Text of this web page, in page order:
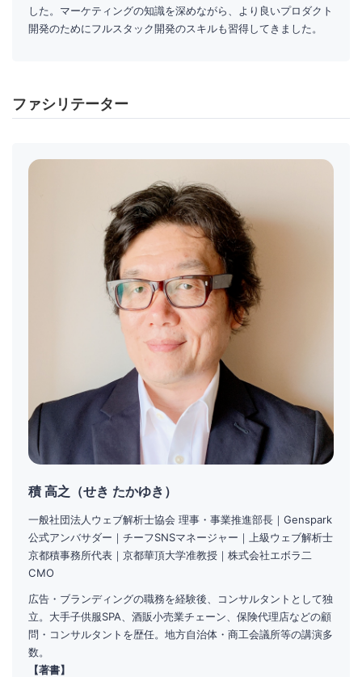
した。マーケティングの知識を深めながら、より良いプロダクト
開発のためにフルスタック開発のスキルも習得してきました。
ファシリテーター
積 高之（せき たかゆき）
一般社団法人ウェブ解析士協会 理事・事業推進部長｜Genspark
公式アンバサダー｜チーフSNSマネージャー｜上級ウェブ解析士
京都積事務所代表｜京都華頂大学准教授｜株式会社エボラ二
CMO
広告・ブランディングの職務を経験後、コンサルタントとして独
立。大手子供服SPA、酒販小売業チェーン、保険代理店などの顧
問・コンサルタントを歴任。地方自治体・商工会議所等の講演多
数。
【著書】